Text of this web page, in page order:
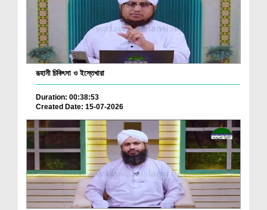
রূহানী চিকিৎসা ও ইস্তেখারা
Duration: 00:38:53
Created Date: 15-07-2026